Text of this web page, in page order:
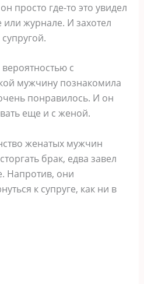
просто где-то это увидел
журнале. И захотел
с
мужчину познакомила
понравилось. И он
еще и с женой.
женатых мужчин
брак, едва завел
Напротив, они
к супруге, как ни в